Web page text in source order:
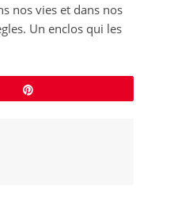
nos vies et dans nos
Un enclos qui les